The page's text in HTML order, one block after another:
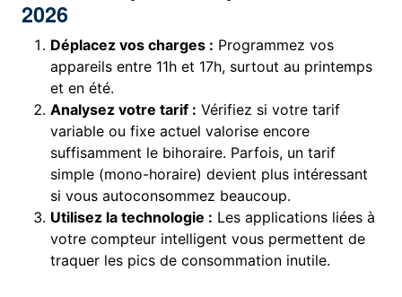
2026
Déplacez vos charges : Programmez vos
appareils entre 11h et 17h, surtout au printemps
et en été.
Analysez votre tarif : Vérifiez si votre tarif
variable ou fixe actuel valorise encore
suffisamment le bihoraire. Parfois, un tarif
simple (mono-horaire) devient plus intéressant
si vous autoconsommez beaucoup.
Utilisez la technologie : Les applications liées à
votre compteur intelligent vous permettent de
traquer les pics de consommation inutile.